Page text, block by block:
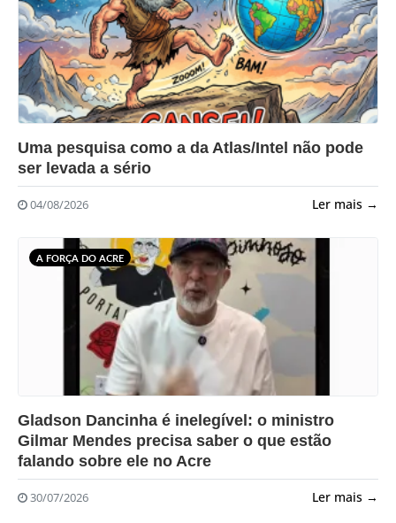
?>
Uma pesquisa como a da Atlas/Intel não pode
ser levada a sério
04/08/2026 Ler mais →
A FORÇA DO ACRE
?>
Gladson Dancinha é inelegível: o ministro
Gilmar Mendes precisa saber o que estão
falando sobre ele no Acre
30/07/2026 Ler mais →